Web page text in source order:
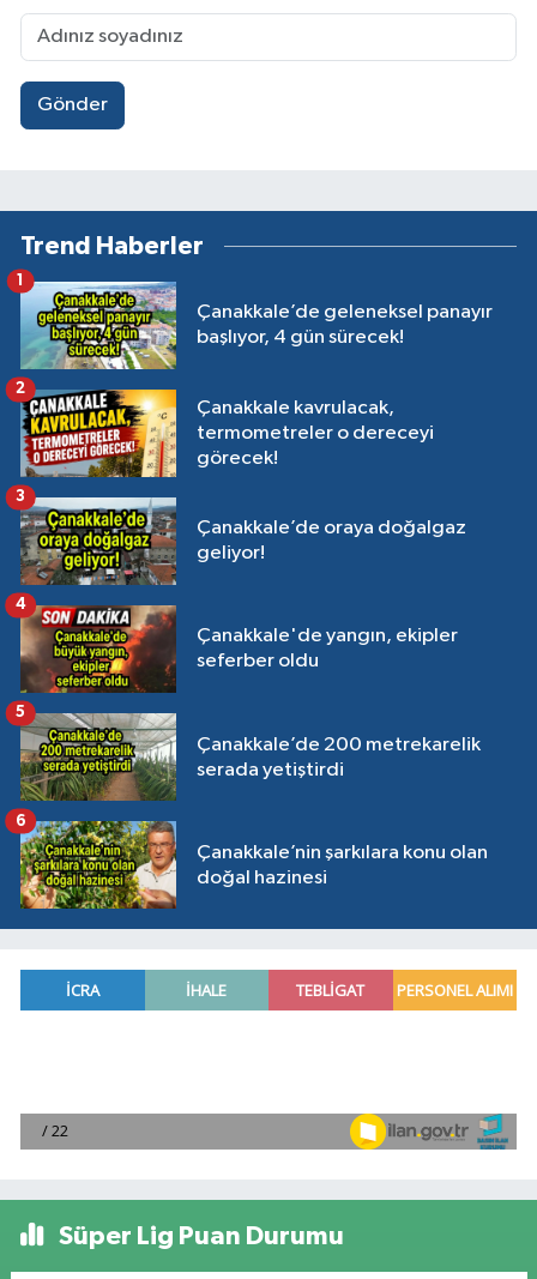
Gönder
Trend Haberler
Çanakkale’de geleneksel panayır
başlıyor, 4 gün sürecek!
1
Çanakkale kavrulacak,
termometreler o dereceyi
görecek!
2
Çanakkale’de oraya doğalgaz
geliyor!
3
Çanakkale'de yangın, ekipler
seferber oldu
4
Çanakkale’de 200 metrekarelik
serada yetiştirdi
5
Çanakkale’nin şarkılara konu olan
doğal hazinesi
6
Süper Lig Puan Durumu